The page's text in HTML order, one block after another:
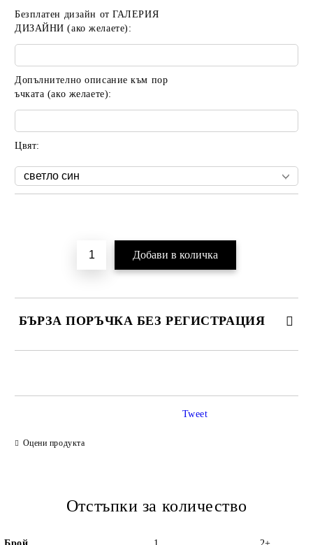
Безплатен дизайн от ГАЛЕРИЯ
ДИЗАЙНИ (ако желаете):
Допълнително описание към пор
ъчката (ако желаете):
Цвят:
БЪРЗА ПОРЪЧКА БЕЗ РЕГИСТРАЦИЯ
Оцени продукта
Tweet
Отстъпки за количество